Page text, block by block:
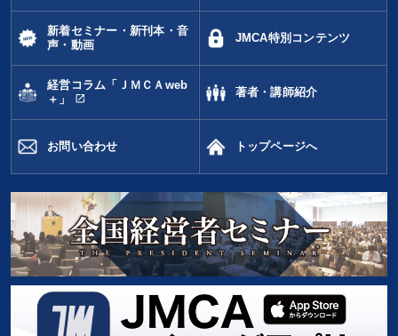
新着セミナー・新刊本・音
声・動画
JMCA特別コンテンツ
経営コラム「ＪＭＣＡweb
＋」
open_in_new
著者・講師紹介
お問い合わせ トップページへ